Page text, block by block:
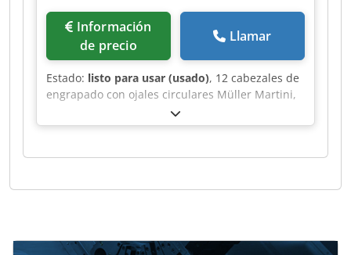
de precio
Llamar
Estado: listo para usar (usado), 12 cabezales de
engrapado con ojales circulares Müller Martini,
modelo 0249. Cjdpoh Rayzefx Ag Esrf